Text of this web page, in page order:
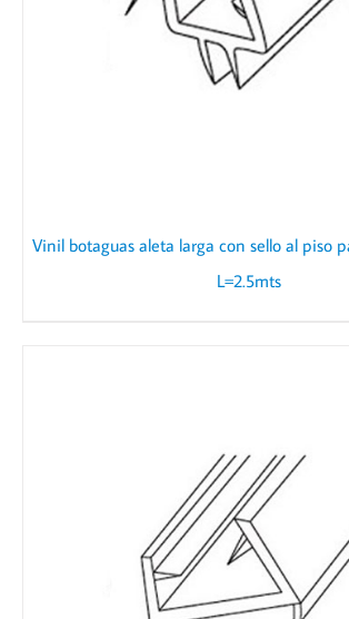
Vinil botaguas aleta larga con sello al piso
L=2.5mts